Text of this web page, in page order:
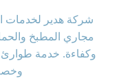
شركة هدير لخدمات
مجاري المطبخ